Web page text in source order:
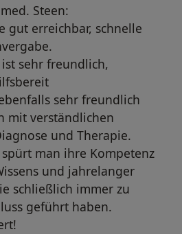
Steen:
gut erreichbar, schnelle
ist sehr freundlich,
sehr freundlich
mit verständlichen
und Therapie.
man ihre Kompetenz
und jahrelanger
schließlich immer zu
geführt haben.